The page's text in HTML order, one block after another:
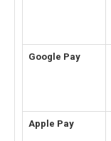
Google Pay
Apple Pay